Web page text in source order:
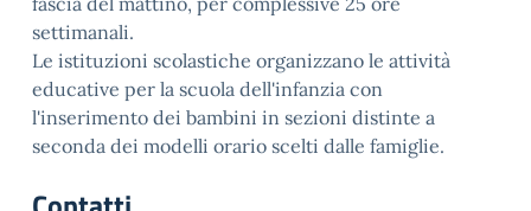
settimanali.
Le istituzioni scolastiche organizzano le attività
educative per la scuola dell'infanzia con
l'inserimento dei bambini in sezioni distinte a
seconda dei modelli orario scelti dalle famiglie.